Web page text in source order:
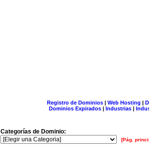
Registro de Dominios| Web Hosting |
Dominios Expirados | Industrias |
Categorías de Dominio:
[Pág.